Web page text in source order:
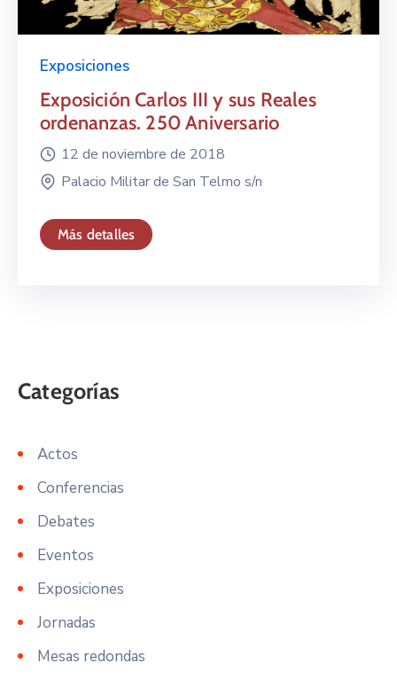
Exposiciones
Exposición Carlos III y sus Reales
ordenanzas. 250 Aniversario
12 de noviembre de 2018
Palacio Militar de San Telmo s/n
Más detalles
Actos
Conferencias
Debates
Eventos
Exposiciones
Jornadas
Mesas redondas